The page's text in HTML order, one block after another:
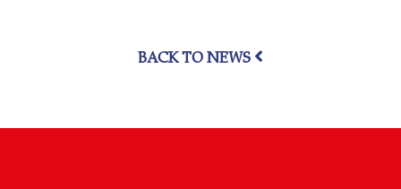
نقدی
BACK TO NEWS